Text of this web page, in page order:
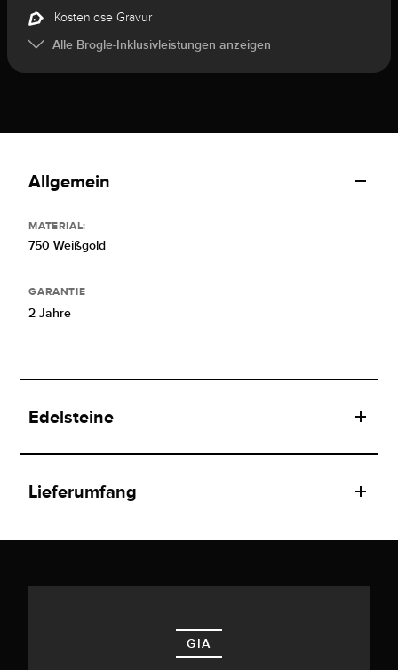
Kostenlose Gravur
Alle Brogle-Inklusivleistungen anzeigen
Allgemein
MATERIAL:
750 Weißgold
GARANTIE
2 Jahre
Edelsteine
Lieferumfang
GIA